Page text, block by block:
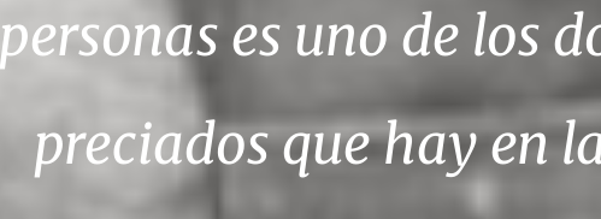
personas es uno de los
preciados que hay en